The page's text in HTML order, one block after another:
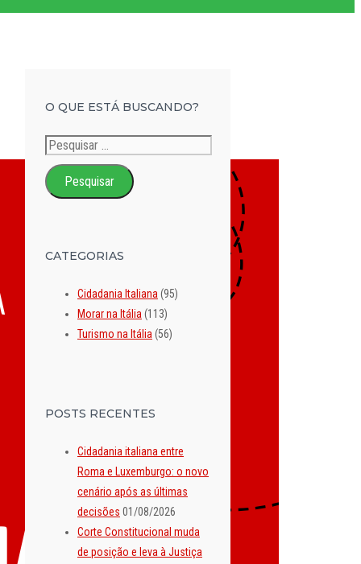
O QUE ESTÁ BUSCANDO?
Pesquisar
por:
CATEGORIAS
Cidadania Italiana(95)
Morar na Itália(113)
Turismo na Itália(56)
POSTS RECENTES
Cidadania italiana entre
Roma e Luxemburgo: o novo
cenário após as últimas
decisões 01/08/2026
Corte Constitucional muda
de posição e leva à Justiça